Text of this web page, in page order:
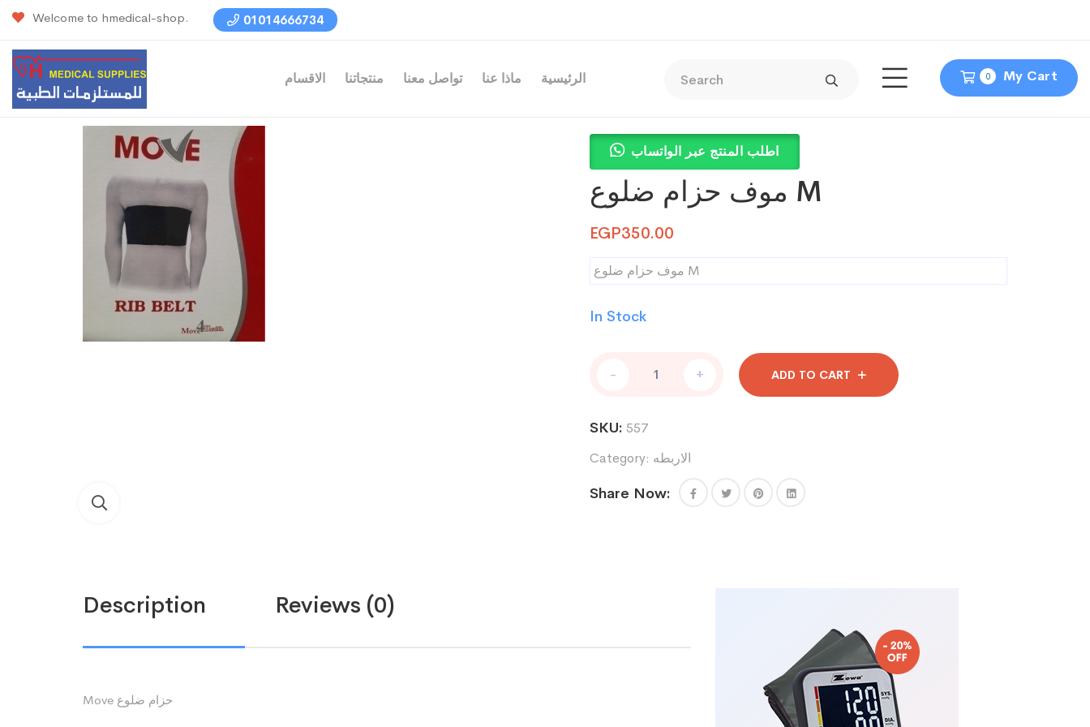
Welcome to hmedical-shop. 01014666734
0 My Cart الاقسام منتجاتنا تواصل معنا ماذا عنا الرئيسية
اطلب المنتج عبر الواتساب
موف حزام ضلوع M
EGP350.00
موف حزام ضلوع M
In Stock
حزام
quantity
- + ADD TO CART
SKU: 557
Category: الاربطه
Share Now:
Description Reviews (0)
Move حزام ضلوع